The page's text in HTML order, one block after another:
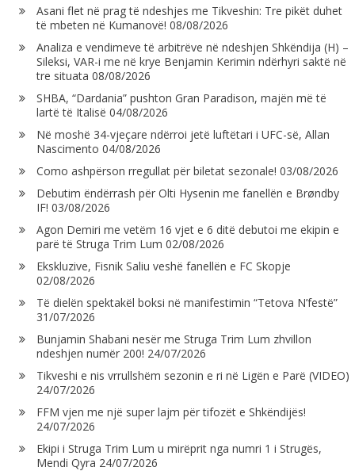
Asani flet në prag të ndeshjes me Tikveshin: Tre pikët duhet
të mbeten në Kumanovë! 08/08/2026
Analiza e vendimeve të arbitrëve në ndeshjen Shkëndija (H) –
Sileksi, VAR-i me në krye Benjamin Kerimin ndërhyri saktë në
tre situata 08/08/2026
SHBA, “Dardania” pushton Gran Paradison, majën më të
lartë të Italisë 04/08/2026
Në moshë 34-vjeçare ndërroi jetë luftëtari i UFC-së, Allan
Nascimento 04/08/2026
Como ashpërson rregullat për biletat sezonale! 03/08/2026
Debutim ëndërrash për Olti Hysenin me fanellën e Brøndby
IF! 03/08/2026
Agon Demiri me vetëm 16 vjet e 6 ditë debutoi me ekipin e
parë të Struga Trim Lum 02/08/2026
Ekskluzive, Fisnik Saliu veshë fanellën e FC Skopje
02/08/2026
Të dielën spektakël boksi në manifestimin “Tetova N’festë”
31/07/2026
Bunjamin Shabani nesër me Struga Trim Lum zhvillon
ndeshjen numër 200! 24/07/2026
Tikveshi e nis vrrullshëm sezonin e ri në Ligën e Parë (VIDEO)
24/07/2026
FFM vjen me një super lajm për tifozët e Shkëndijës!
24/07/2026
Ekipi i Struga Trim Lum u mirëprit nga numri 1 i Strugës,
Mendi Qyra 24/07/2026